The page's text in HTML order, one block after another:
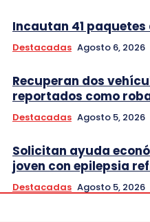
Incautan 41
Destacadas Agosto 6, 2026
Recuperan dos
reportados como
Destacadas Agosto 5, 2026
Solicitan ayuda
joven con epilepsia
Destacadas Agosto 5, 2026